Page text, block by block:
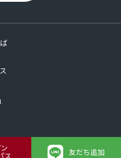
ス 友だち追加